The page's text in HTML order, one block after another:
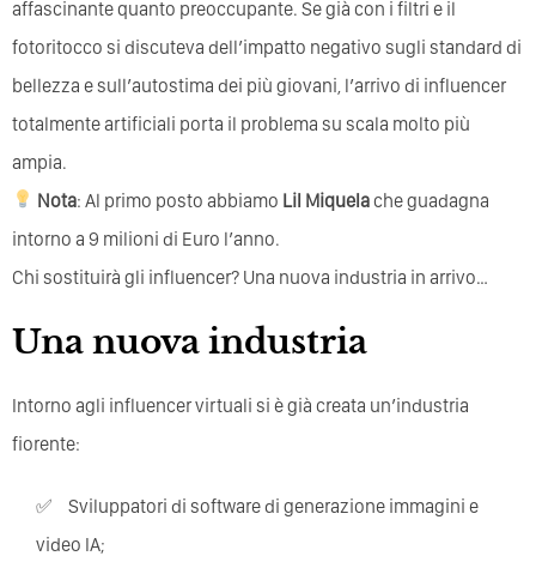
affascinante quanto preoccupante. Se già con i filtri e il
fotoritocco si discuteva dell’impatto negativo sugli standard di
bellezza e sull’autostima dei più giovani, l’arrivo di influencer
totalmente artificiali porta il problema su scala molto più
ampia.
Nota: Al primo posto abbiamo Lil Miquelache guadagna
intorno a 9 milioni di Euro l’anno.
Chi sostituirà gli influencer? Una nuova industria in arrivo…
Una nuova industria
Intorno agli influencer virtuali si è già creata un’industria
fiorente:
Sviluppatori di software di generazione immagini e
video IA;